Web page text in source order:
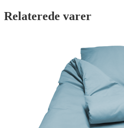
Relaterede varer